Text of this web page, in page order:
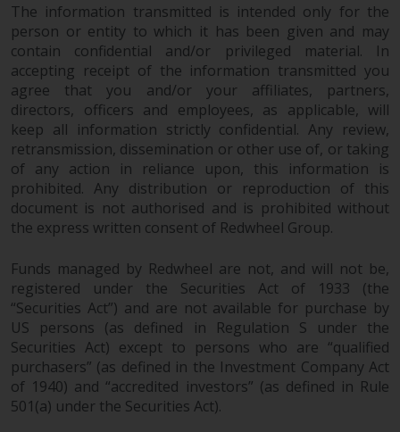
Der Inhalt dieser Website sollte
gemäß den Gesetzen von England
und Wales ausgelegt und geregelt
werden, und die Gerichte dieser
Gerichtsbarkeit haben die
ausschließliche Zuständigkeit für
alle auftretenden Streitigkeiten,
es sei denn, diese Inhalte
unterliegen ausdrücklich den
Gesetzen von eine andere
Gerichtsbarkeit. Wenn ein
irgendeinem Grund eine
Bestimmung dieses Abschnitts
„Wichtige Informationen“ für
nicht durchsetzbar befunden hat,
wird diese Bestimmung im
maximal zulässigen Umfang
durchgesetzt, und der Rest dieser
The information transmitted is intended only for the
person or entity to which it has been given and may
contain confidential and/or privileged material. In
accepting receipt of the information transmitted you
agree that you and/or your affiliates, partners,
directors, officers and employees, as applicable, will
keep all information strictly confidential. Any review,
retransmission, dissemination or other use of, or taking
of any action in reliance upon, this information is
prohibited. Any distribution or reproduction of this
document is not authorised and is prohibited without
the express written consent of Redwheel Group.
Funds managed by Redwheel are not, and will not be,
registered under the Securities Act of 1933 (the
“Securities Act”) and are not available for purchase by
US persons (as defined in Regulation S under the
Securities Act) except to persons who are “qualified
purchasers” (as defined in the Investment Company Act
of 1940) and “accredited investors” (as defined in Rule
501(a) under the Securities Act).